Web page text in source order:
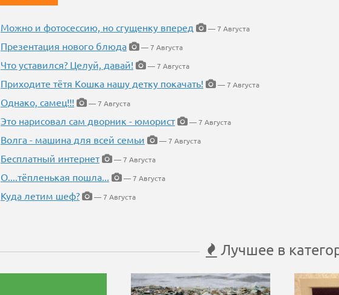
Можно и фотосессию, но сгущенку вперед
— 7 Августа
Презентация нового блюда
— 7 Августа
Что уставился? Целуй, давай!
— 7 Августа
Приходите тётя Кошка нашу детку покачать!
— 7 Августа
Однако, самец!!!
— 7 Августа
Это нарисовал сам дворник - юморист
— 7 Августа
Волга - машина для всей семьи
— 7 Августа
Бесплатный интернет
— 7 Августа
О....тёпленькая пошла...
— 7 Августа
Куда летим шеф? — 7 Августа
Лучшее в